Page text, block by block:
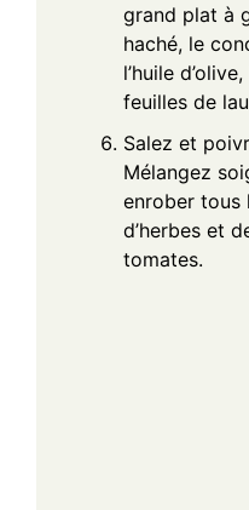
grand plat à
haché, le
l’huile
feuilles de
Salez et
Mélangez
enrober tous
d’herbes et
tomates.